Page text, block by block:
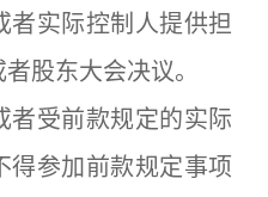
实际控制人提供担
股东大会决议。
受前款规定的实际
得参加前款规定事项